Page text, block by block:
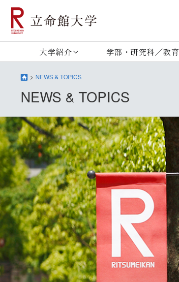
大学紹介 学部・研究科／教育
NEWS & TOPICS
NEWS & TOPICS